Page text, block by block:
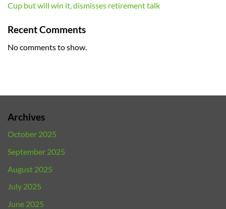
Cup but will win it, dismisses retirement talk
Recent Comments
No comments to show.
Archives
October 2025
September 2025
August 2025
July 2025
June 2025